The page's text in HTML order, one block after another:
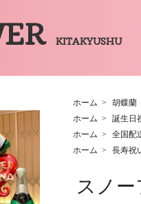
KITAKYUSHU
ホーム >
胡蝶蘭
ホーム >
誕生日
ホーム >
全国配
ホーム > 長寿祝
スノ